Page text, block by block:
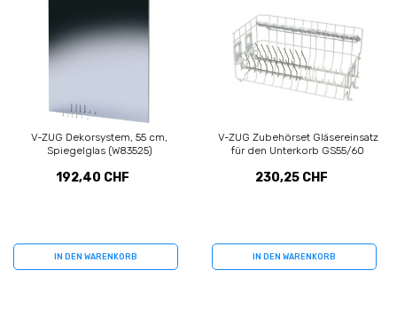
V-ZUG Dekorsystem, 55 cm,
Spiegelglas (W83525)
192,40 CHF
IN DEN WARENKORB
V-ZUG Zubehörset Gläsereinsatz
für den Unterkorb GS55/60
230,25 CHF
IN DEN WARENKORB